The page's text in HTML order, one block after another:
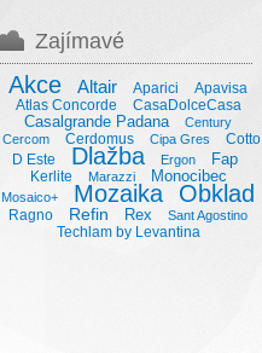
Zajímavé
Akce Altair Aparici
Apavisa
Atlas Concorde
CasaDolceCasa
Casalgrande Padana
Century
Cercom
Cerdomus Cipa Gres
Cotto
D Este
Dlažba Ergon Fap
Kerlite Marazzi Monocibec
Mosaico+ Mozaika Obklad
Ragno Refin Rex Sant Agostino
Techlam by Levantina